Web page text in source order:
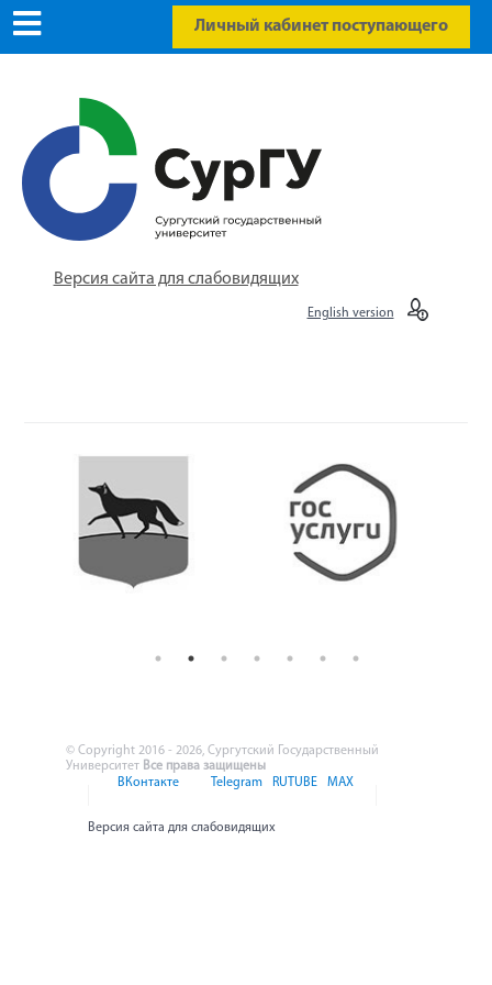
Личный кабинет поступающего
Версия сайта для слабовидящих
English version
© Copyright 2016 - 2026, Сургутский Государственный
Университет Все права защищены
ВКонтакте
Telegram RUTUBE MAX
Версия сайта для слабовидящих